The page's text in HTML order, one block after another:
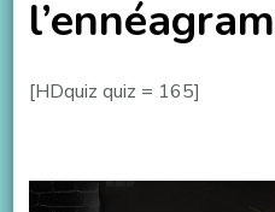
[HDquiz quiz = 165]